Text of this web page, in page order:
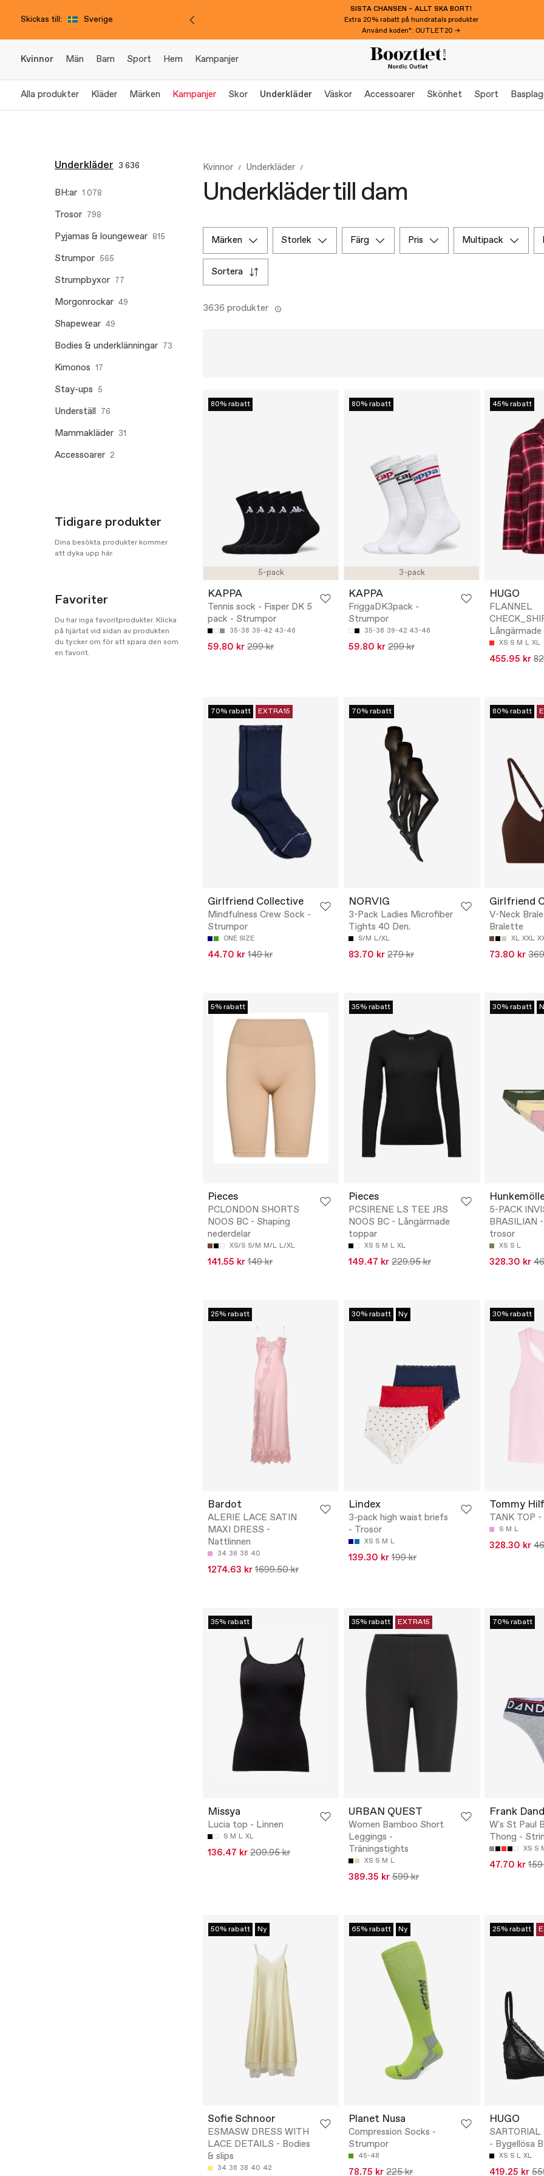
Skickas till: Sverige
SISTA CHANSEN – ALLT SKA BORT!
Extra 20% rabatt på hundratals produkter
Använd koden*: OUTLET20 →
Kvinnor Män Barn Sport Hem Kampanjer
Alla produkter Kläder Märken Kampanjer Skor Underkläder Väskor Accessoarer Skönhet Sport
Underkläder 3 636
BH:ar 1 078
Trosor 798
Pyjamas & loungewear 815
Strumpor 565
Strumpbyxor 77
Morgonrockar 49
Shapewear 49
Bodies & underklänningar 73
Kimonos 17
Stay-ups 5
Underställ 76
Mammakläder 31
Accessoarer 2
Tidigare produkter
Dina besökta produkter kommer
att dyka upp här.
Favoriter
Du har inga favoritprodukter. Klicka
på hjärtat vid sidan av produkten
du tycker om för att spara den som
en favorit.
Kvinnor Underkläder
Underkläder till dam
märken storlek färg pris multipack
sortera
3636 produkter
5-pack
80% rabatt
KAPPA
Tennis sock - Fisper DK 5
pack - Strumpor
35-38 39-42 43-46
59.80 kr 299 kr
3-pack
80% rabatt
KAPPA
FriggaDK3pack -
Strumpor
35-38 39-42 43-46
59.80 kr 299 kr
45% rabatt
HUGO
FLANNEL
Långärmade
XS S M L XL
455.95 kr
70% rabatt EXTRA15
Girlfriend Collective
Mindfulness Crew Sock -
Strumpor
ONE SIZE
44.70 kr 149 kr
70% rabatt
NORVIG
3-Pack Ladies Microfiber
Tights 40 Den.
S/M L/XL
83.70 kr 279 kr
80% rabatt
Girlfriend
V-Neck
Bralette
XL XXL
73.80 kr
5% rabatt
Pieces
PCLONDON SHORTS
NOOS BC - Shaping
nederdelar
XS/S S/M M/L L/XL
141.55 kr 149 kr
35% rabatt
Pieces
PCSIRENE LS TEE JRS
NOOS BC - Långärmade
toppar
XS S M L XL
149.47 kr 229.95 kr
30% rabatt
5-PACK
BRASILIAN
trosor
XS S L
328.30 kr
25% rabatt
Bardot
ALERIE LACE SATIN
MAXI DRESS -
Nattlinnen
34 36 38 40
1274.63 kr 1699.50 kr
30% rabatt Ny
Lindex
3-pack high waist briefs
- Trosor
XS S M L
139.30 kr 199 kr
30% rabatt
Tommy
TANK TOP -
S M L
328.30 kr
35% rabatt
Missya
Lucia top - Linnen
S M L XL
136.47 kr 209.95 kr
35% rabatt EXTRA15
URBAN QUEST
Women Bamboo Short
Leggings -
Träningstights
XS S M L
389.35 kr 599 kr
70% rabatt
Frank
W's St Paul
Thong -
XS S
47.70 kr
50% rabatt Ny
Sofie Schnoor
ESMASW DRESS WITH
LACE DETAILS - Bodies
& slips
34 36 38 40 42
65% rabatt Ny
Planet Nusa
Compression Socks -
Strumpor
45-48
78.75 kr 225 kr
25% rabatt
HUGO
- Bygellösa
XS S L XL
419.25 kr